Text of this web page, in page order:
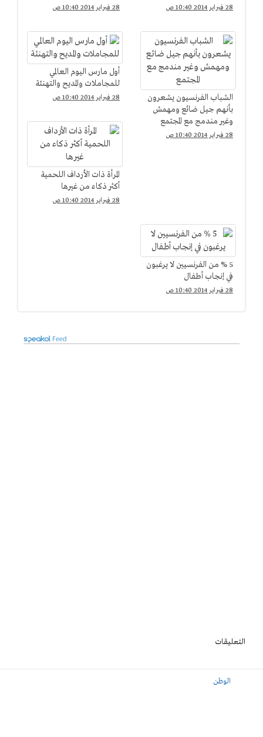
28 فبراير 2014 10:40 ص 28 فبراير 2014 10:40 ص
الشباب الفرنسيون يشعرون
بأنهم جيل ضائع ومهمش
وغير مندمج مع المجتمع
28 فبراير 2014 10:40 ص
أول مارس اليوم العالمي
للمجاملات والمديح والتهنئة
28 فبراير 2014 10:40 ص
المرأة ذات الأرداف اللحمية
أكثر ذكاء من غيرها
28 فبراير 2014 10:40 ص
5 % من الفرنسيين لا يرغبون
في إنجاب أطفال
28 فبراير 2014 10:40 ص
التعليقات
الوطن